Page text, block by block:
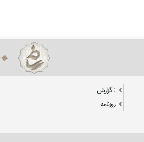
: گزارش
روزنامه